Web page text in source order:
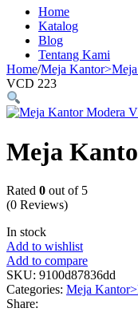
Home
Katalog
Blog
Tentang Kami
Home/Meja
VCD 223
Meja
Rated 0 out of 5
(0 Reviews)
In stock
Add to wishlist
Add to compare
SKU: 9100d87836dd
Categories: Meja
Share: